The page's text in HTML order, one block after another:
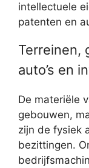
intellectuele
patenten en
Terreinen,
auto’s en
De materiële
gebouwen,
zijn de fysiek
bezittingen.